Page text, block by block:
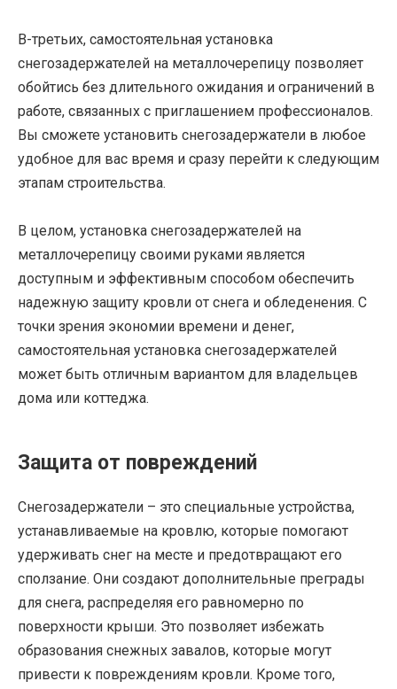
В-третьих, самостоятельная установка
снегозадержателей на металлочерепицу позволяет
обойтись без длительного ожидания и ограничений в
работе, связанных с приглашением профессионалов.
Вы сможете установить снегозадержатели в любое
удобное для вас время и сразу перейти к следующим
этапам строительства.
В целом, установка снегозадержателей на
металлочерепицу своими руками является
доступным и эффективным способом обеспечить
надежную защиту кровли от снега и обледенения. С
точки зрения экономии времени и денег,
самостоятельная установка снегозадержателей
может быть отличным вариантом для владельцев
дома или коттеджа.
Защита от повреждений
Снегозадержатели – это специальные устройства,
устанавливаемые на кровлю, которые помогают
удерживать снег на месте и предотвращают его
сползание. Они создают дополнительные преграды
для снега, распределяя его равномерно по
поверхности крыши. Это позволяет избежать
образования снежных завалов, которые могут
привести к повреждениям кровли. Кроме того,